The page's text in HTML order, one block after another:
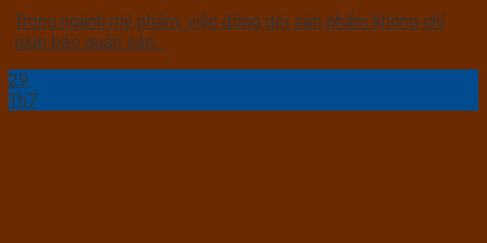
Trong ngành mỹ phẩm, việc đóng gói sản phẩm không chỉ
giúp bảo quản sản...
29
Th7